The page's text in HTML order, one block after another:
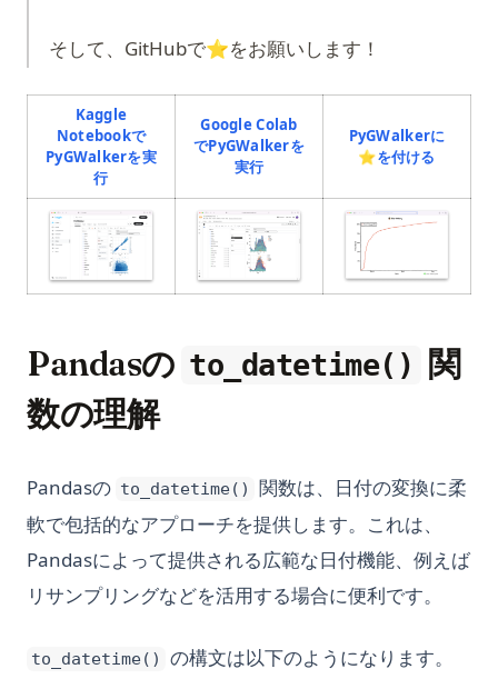
そして、GitHubで⭐️をお願いします！
Kaggle
Notebookで
PyGWalkerを実
行(opens in a new tab)
Google Colab
でPyGWalkerを
実行(opens in a new tab)
PyGWalkerに
⭐️を付ける
(opens in a new tab)(opens in a new tab)(opens in
Pandasの to_datetime()
関
数の理解
Pandasの to_datetime()
関数は、日付の変換に柔
軟で包括的なアプローチを提供します。これは、
Pandasによって提供される広範な日付機能、例えば
リサンプリングなどを活用する場合に便利です。
to_datetime() の構文は以下のようになります。